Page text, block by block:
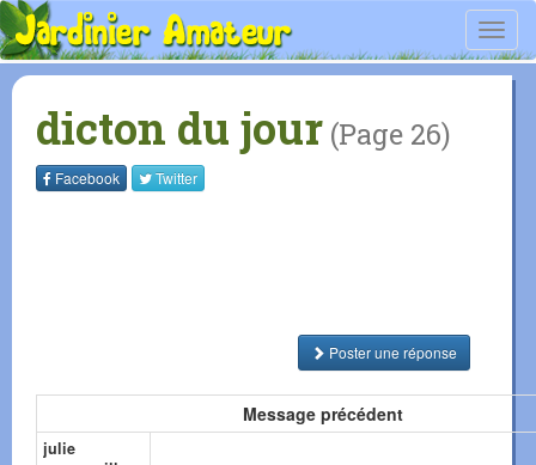
dicton du jour (Page 26)
Facebook Twitter
Poster une réponse
Message précédent
julie